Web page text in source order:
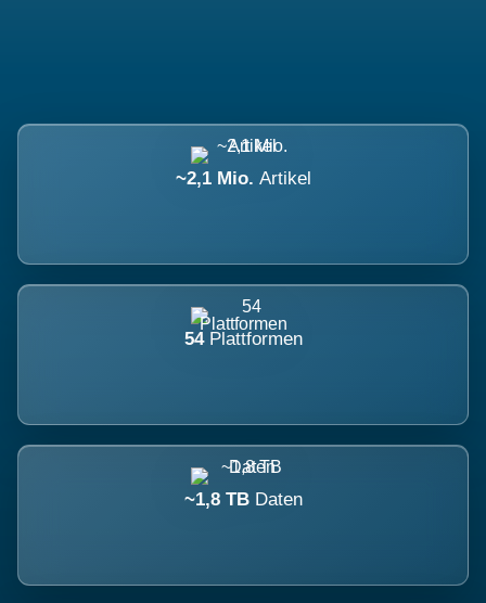
~2,1 Mio. Artikel
54 Plattformen
~1,8 TB Daten